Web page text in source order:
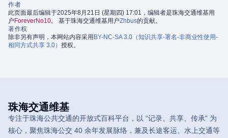
作者
此页面最后编辑于2025年8月21日 (星期四) 17:01，编辑者是珠海交通维基用
户ForeverNo10。 基于珠海交通维基用户Zhbus的贡献。
著作权
除非另有声明，本网站内容采用BY-NC-SA 3.0（知识共享-署名-非商业性使用-
相同方式共享 3.0） 授权。
珠海交通维基
专注于珠海公共交通的开放式百科平台，以 “记录、共享、传承” 为
核心，聚焦珠海公交 40 余年发展脉络，兼及长途客运、水上交通等